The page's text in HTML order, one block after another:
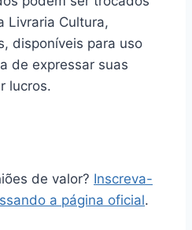
Livraria Cultura,
disponíveis para uso
de expressar suas
lucros.
de valor? Inscreva-
a página oficial.